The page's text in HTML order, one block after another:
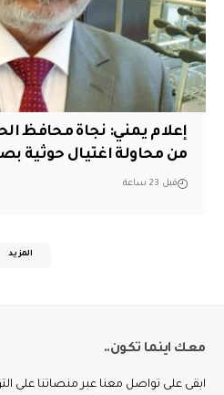
إعلام يمني: نجاة محافظ
من محاولة اغتيال حوثية
قبل 23 ساعة
المزيد
معك اينما تكون..
ابقى على تواصل معنا عبر منصاتنا على